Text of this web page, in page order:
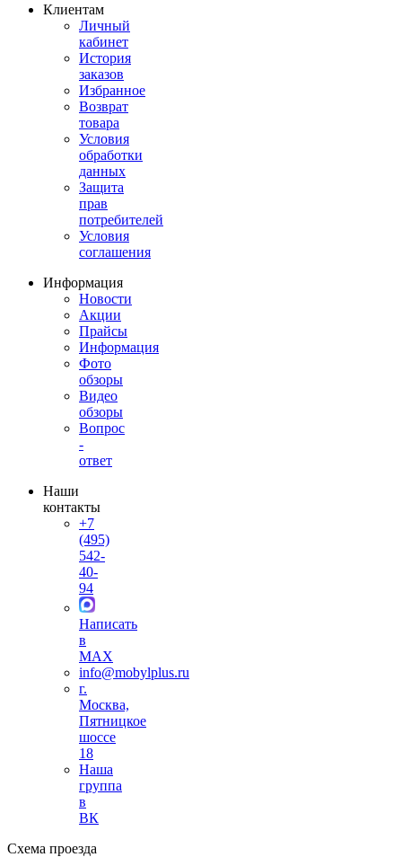
Клиентам
Личный
кабинет
История
заказов
Избранное
Возврат
товара
Условия
обработки
данных
Защита
прав
потребителей
Условия
соглашения
Информация
Новости
Акции
Прайсы
Информация
Фото
обзоры
Видео
обзоры
Вопрос
-
ответ
Наши
контакты
+7
(495)
542-
40-
94
Написать
в
MAX
info@mobylplus.ru
г.
Москва,
Пятницкое
шоссе
18
Наша
группа
в
ВК
Схема проезда